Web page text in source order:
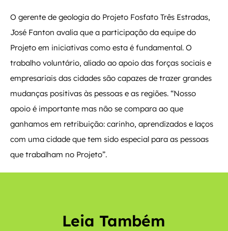
O gerente de geologia do Projeto Fosfato Três Estradas,
José Fanton avalia que a participação da equipe do
Projeto em iniciativas como esta é fundamental. O
trabalho voluntário, aliado ao apoio das forças sociais e
empresariais das cidades são capazes de trazer grandes
mudanças positivas às pessoas e as regiões. “Nosso
apoio é importante mas não se compara ao que
ganhamos em retribuição: carinho, aprendizados e laços
com uma cidade que tem sido especial para as pessoas
que trabalham no Projeto”.
Leia Também